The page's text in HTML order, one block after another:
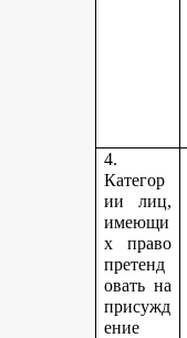
4.
Категор
ии лиц,
имеющи
х право
претенд
овать на
присужд
ение